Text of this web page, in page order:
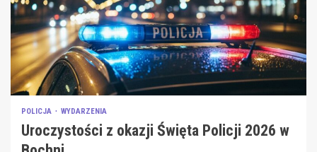
POLICJA WYDARZENIA
Uroczystości z okazji Święta Policji 2026 w